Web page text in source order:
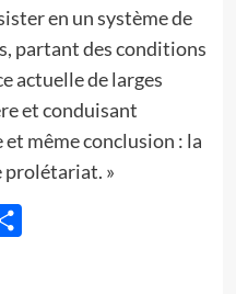
en un système de
partant des conditions
actuelle de larges
et conduisant
même conclusion : la
prolétariat. »